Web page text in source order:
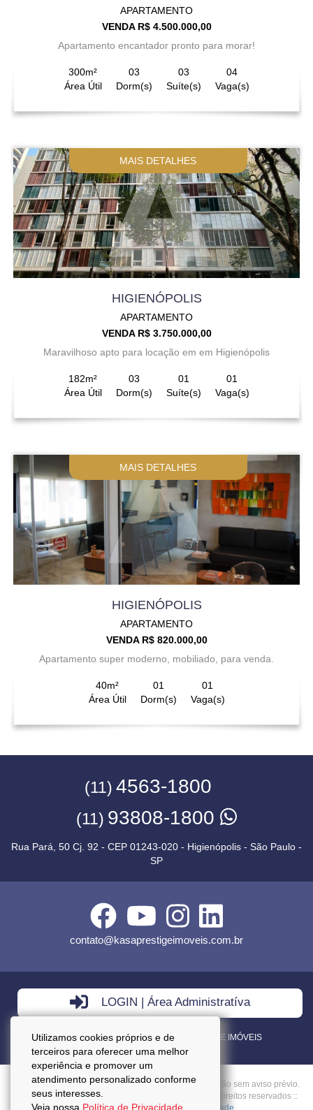
Utilizamos cookies próprios e de
terceiros para oferecer uma melhor
experiência e promover um
atendimento personalizado conforme
seus interesses.
Veja nossa Política de Privacidade.
APARTAMENTO
VENDA R$ 4.500.000,00
Apartamento encantador pronto para morar!
300m²
Área Útil
03
Dorm(s)
03
Suíte(s)
04
Vaga(s)
MAIS DETALHES
HIGIENÓPOLIS
APARTAMENTO
VENDA R$ 3.750.000,00
Maravilhoso apto para locação em em Higienópolis
182m²
Área Útil
03
Dorm(s)
01
Suíte(s)
01
Vaga(s)
MAIS DETALHES
HIGIENÓPOLIS
APARTAMENTO
VENDA R$ 820.000,00
Apartamento super moderno, mobiliado, para venda.
40m²
Área Útil
01
Dorm(s)
01
Vaga(s)
(11) 4563-1800
(11) 93808-1800
Rua Pará, 50 Cj. 92 - CEP 01243-020 - Higienópolis - São Paulo -
SP
contato@kasaprestigeimoveis.com.br
LOGIN | Área Administratíva
VENDA - LOCAÇÃO - ADMINISTRAÇÃO DE IMÓVEIS
Preços mencionados neste site estão sujeitos a alteração sem aviso prévio.
Copyright © 2026 - Kasa Prestige Imoveis :: Todos os direitos reservados ::
CRECI: J27037 ::Política da Privacidade